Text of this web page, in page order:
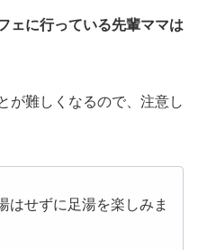
ェに行っている先輩ママは
が難しくなるので、注意し
はせずに足湯を楽しみま